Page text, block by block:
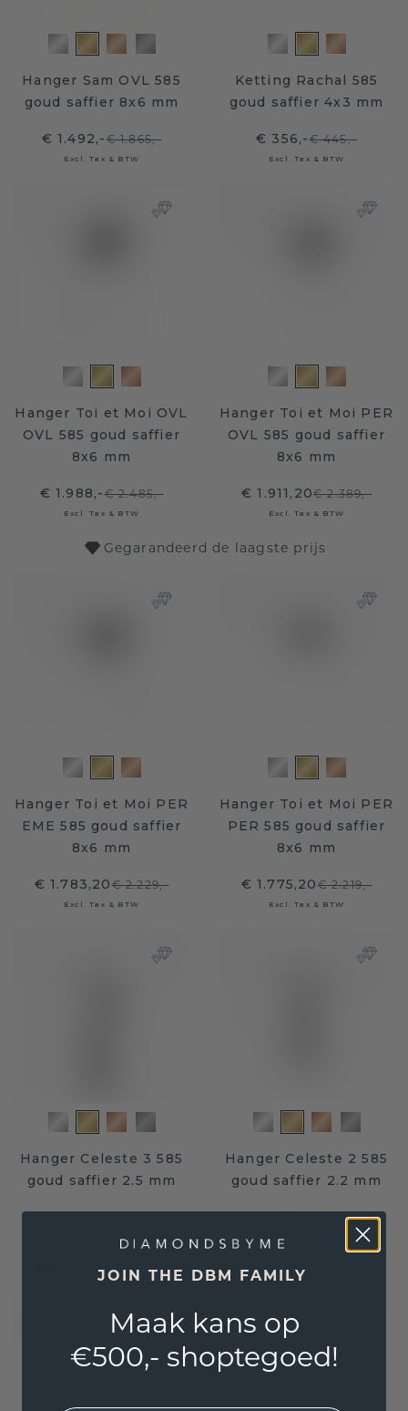
Hanger Sam OVL 585
goud saffier 8x6 mm
€ 1.492,-€ 1.865,-
Excl. Tax & BTW
Ketting Rachal 585
goud saffier 4x3 mm
€ 356,-€ 445,-
Excl. Tax & BTW
Hanger Toi et Moi OVL
OVL 585 goud saffier
8x6 mm
€ 1.988,-€ 2.485,-
Excl. Tax & BTW
Hanger Toi et Moi PER
OVL 585 goud saffier
8x6 mm
€ 1.911,20€ 2.389,-
Excl. Tax & BTW
Gegarandeerd de laagste prijs
Hanger Toi et Moi PER
EME 585 goud saffier
8x6 mm
€ 1.783,20€ 2.229,-
Excl. Tax & BTW
Hanger Toi et Moi PER
PER 585 goud saffier
8x6 mm
€ 1.775,20€ 2.219,-
Excl. Tax & BTW
Hanger Celeste 3 585
goud saffier 2.5 mm
€ 820,-
Excl. Tax & BTW
Hanger Celeste 2 585
goud saffier 2.2 mm
€ 623,20 € 779,-
Excl. Tax & BTW
Gratis verzending en 30 dagen retourrecht
JOIN THE DBM FAMILY
Maak kans op
€500,- shoptegoed!